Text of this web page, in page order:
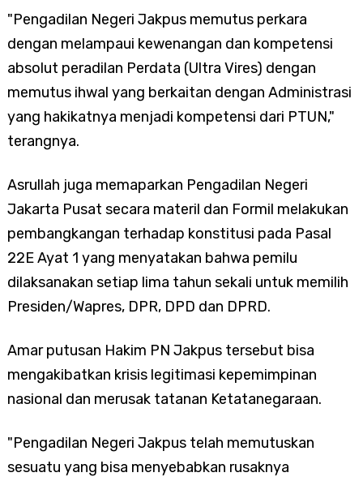
"Pengadilan Negeri Jakpus memutus perkara
dengan melampaui kewenangan dan kompetensi
absolut peradilan Perdata (Ultra Vires) dengan
memutus ihwal yang berkaitan dengan Administrasi
yang hakikatnya menjadi kompetensi dari PTUN,"
terangnya.
Asrullah juga memaparkan Pengadilan Negeri
Jakarta Pusat secara materil dan Formil melakukan
pembangkangan terhadap konstitusi pada Pasal
22E Ayat 1 yang menyatakan bahwa pemilu
dilaksanakan setiap lima tahun sekali untuk memilih
Presiden/Wapres, DPR, DPD dan DPRD.
Amar putusan Hakim PN Jakpus tersebut bisa
mengakibatkan krisis legitimasi kepemimpinan
nasional dan merusak tatanan Ketatanegaraan.
"Pengadilan Negeri Jakpus telah memutuskan
sesuatu yang bisa menyebabkan rusaknya